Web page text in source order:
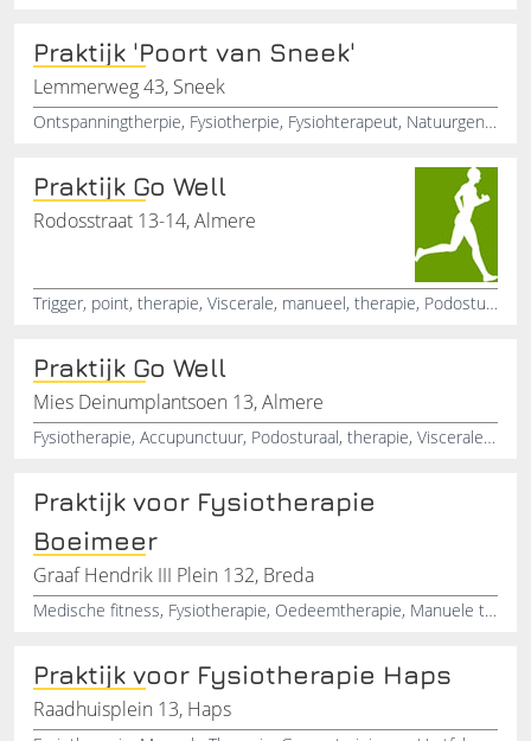
Praktijk 'Poort van Sneek'
Lemmerweg 43, Sneek
Ontspanningtherpie, Fysiotherpie, Fysiohterapeut, Natuurgenezing, Loopbaanbeleiding, Coatching, Begeleiding, Ziekteverzuim, Massage, Werkhervatting
Praktijk Go Well
Rodosstraat 13-14, Almere
Trigger, point, therapie, Viscerale, manueel, therapie, Podosturaal, therapie, Accupunctuur, Fysiotherapie
Praktijk Go Well
Mies Deinumplantsoen 13, Almere
Fysiotherapie, Accupunctuur, Podosturaal, therapie, Viscerale, manueel, therapie, Trigger, point, therapie
Praktijk voor Fysiotherapie
Boeimeer
Graaf Hendrik III Plein 132, Breda
Medische fitness, Fysiotherapie, Oedeemtherapie, Manuele therapie, Sportfysiotherapie, Bekkentherapie, Oedeemtherapie, Breda, Kinderfysiotherapie, Reguliere fysiotherapie
Praktijk voor Fysiotherapie Haps
Raadhuisplein 13, Haps